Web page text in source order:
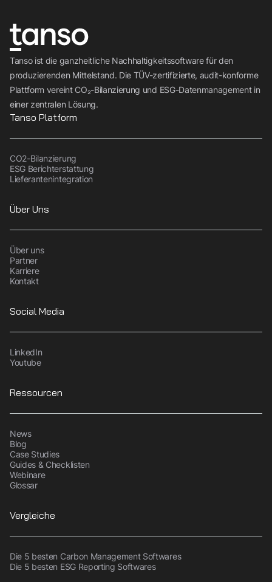
Tanso ist die ganzheitliche Nachhaltigkeitssoftware für den
produzierenden Mittelstand. Die TÜV-zertifizierte, audit-konforme
Plattform vereint CO₂-Bilanzierung und ESG-Datenmanagement in
einer zentralen Lösung.
Tanso Platform
CO2-Bilanzierung
ESG Berichterstattung
Lieferantenintegration
Über Uns
Über uns
Partner
Karriere
Kontakt
Social Media
LinkedIn
Youtube
Ressourcen
News
Blog
Case Studies
Guides & Checklisten
Webinare
Glossar
Vergleiche
Die 5 besten Carbon Management Softwares
Die 5 besten ESG Reporting Softwares